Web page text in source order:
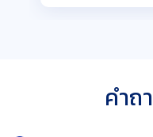
คำถ